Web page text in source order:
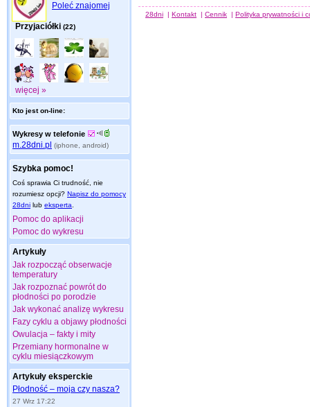
Poleć znajomej
Przyjaciółki (22)
więcej »
Kto jest on-line:
Wykresy w telefonie
m.28dni.pl (iphone, android)
Szybka pomoc!
Coś sprawia Ci trudność, nie
rozumiesz opcji? Napisz do pomocy
28dni lub eksperta
Pomoc do aplikacji
Pomoc do wykresu
Artykuły
Jak rozpocząć obserwacje
temperatury
Jak rozpoznać powrót do
płodności po porodzie
Jak wykonać analizę wykresu
Fazy cyklu a objawy płodności
Owulacja – fakty i mity
Przemiany hormonalne w
cyklu miesiączkowym
Artykuły eksperckie
Płodność – moja czy nasza?
27 Wrz 17:22
28dni | Kontakt | Cennik | Polityka prywatności i